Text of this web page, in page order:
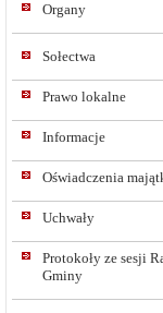
Organy
Sołectwa
Prawo lokalne
Informacje
Oświadczenia
Uchwały
Protokoły ze sesji
Gminy